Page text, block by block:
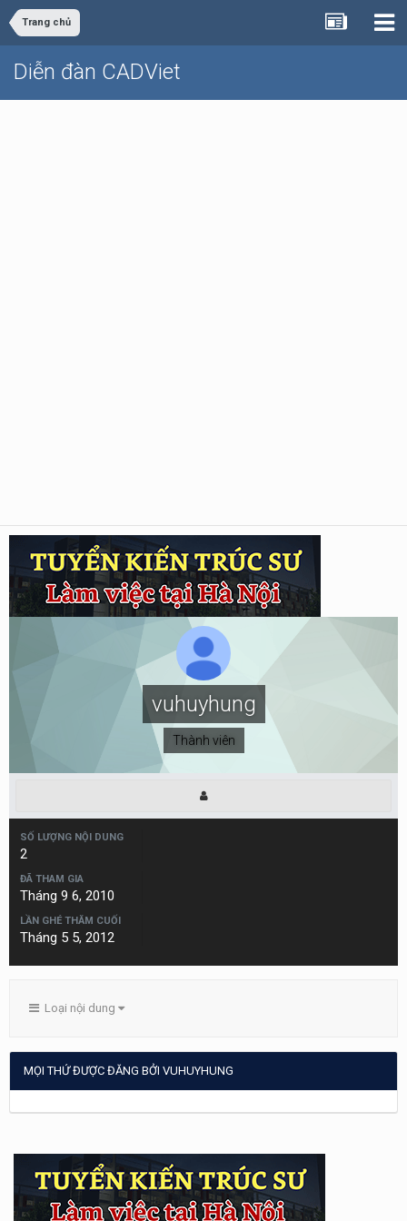
Trang chủ
Diễn đàn CADViet
vuhuyhung
Thành viên
SỐ LƯỢNG NỘI DUNG
2
ĐÃ THAM GIA
Tháng 9 6, 2010
LẦN GHÉ THĂM CUỐI
Tháng 5 5, 2012
Loại nội dung
MỌI THỨ ĐƯỢC ĐĂNG BỞI VUHUYHUNG